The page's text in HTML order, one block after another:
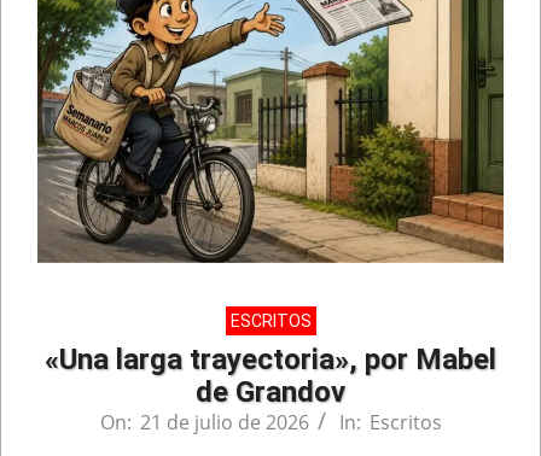
ESCRITOS
«Una larga trayectoria», por Mabel
de Grandov
On: 21 de julio de 2026 In: Escritos